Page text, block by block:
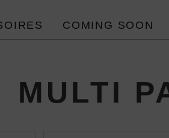
COMING SOON
MULTI